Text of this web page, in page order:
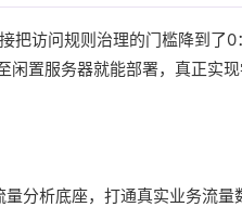
把访问规则治理的门槛降到了
闲置服务器就能部署，真正实
分析底座，打通真实业务流量